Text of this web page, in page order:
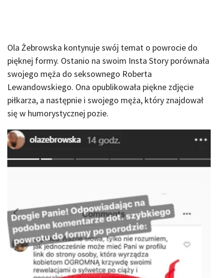
Ola Żebrowska kontynuje swój temat o powrocie do
pięknej formy. Ostanio na swoim Insta Story porównała
swojego męża do seksownego Roberta
Lewandowskiego. Ona opublikowała piękne zdjęcie
piłkarza, a następnie i swojego męża, który znajdował
się w humorystycznej pozie.